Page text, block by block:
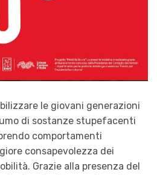
le giovani generazioni
di sostanze stupefacenti
comportamenti
consapevolezza dei
Grazie alla presenza del